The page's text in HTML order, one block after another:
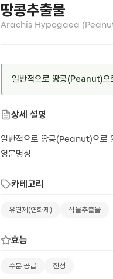
땅콩추출물
Arachis Hypogaea
일반적으로 땅콩(Peanut)으
상세 설명
일반적으로 땅콩(Peanut)으로
영문명칭
카테고리
유연제(연화제) 식물추출물
효능
수분 공급 진정